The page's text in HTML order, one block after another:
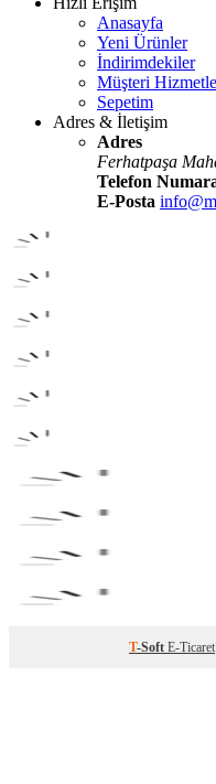
Anasayfa
Yeni Ürünler
İndirimdekiler
Müşteri
Sepetim
Adres & İletişim
Adres
Ferhatpaşa
Telefon
E-Posta
T-Soft E-Ticaret